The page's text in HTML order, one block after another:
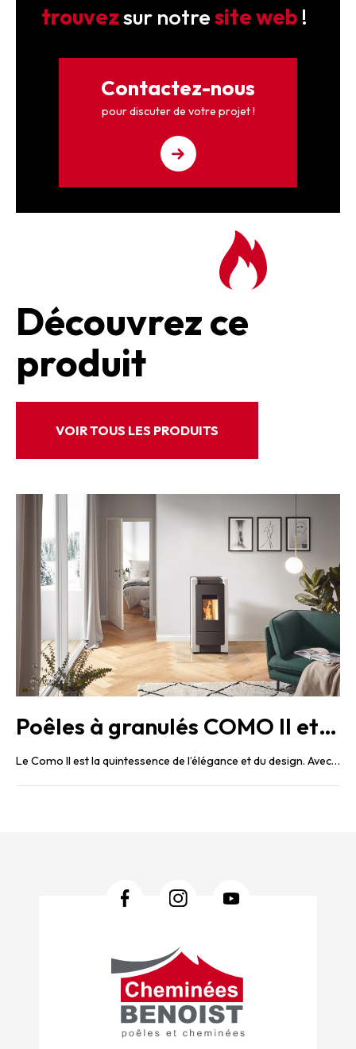
trouvezsur notresite web !
Contactez-nous
pour discuter de votre projet !
Découvrez ce
produit
VOIR TOUS LES PRODUITS
Poêles à granulés COMO II et REVO II
Le Como II est la quintessence de l’élégance et du design. Avec ses panneaux latéraux en matériaux haut de ...